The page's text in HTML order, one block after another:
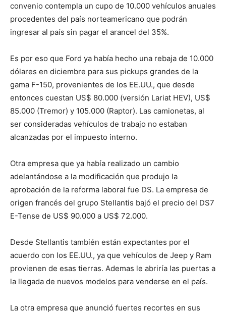
convenio contempla un cupo de 10.000 vehículos anuales
procedentes del país norteamericano que podrán
ingresar al país sin pagar el arancel del 35%.
Es por eso que Ford ya había hecho una rebaja de 10.000
dólares en diciembre para sus pickups grandes de la
gama F-150, provenientes de los EE.UU., que desde
entonces cuestan US$ 80.000 (versión Lariat HEV), US$
85.000 (Tremor) y 105.000 (Raptor). Las camionetas, al
ser consideradas vehículos de trabajo no estaban
alcanzadas por el impuesto interno.
Otra empresa que ya había realizado un cambio
adelantándose a la modificación que produjo la
aprobación de la reforma laboral fue DS. La empresa de
origen francés del grupo Stellantis bajó el precio del DS7
E-Tense de US$ 90.000 a US$ 72.000.
Desde Stellantis también están expectantes por el
acuerdo con los EE.UU., ya que vehículos de Jeep y Ram
provienen de esas tierras. Ademas le abriría las puertas a
la llegada de nuevos modelos para venderse en el país.
La otra empresa que anunció fuertes recortes en sus